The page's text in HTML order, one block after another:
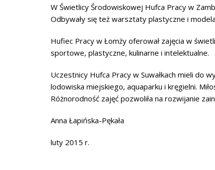
W Świetlicy Środowiskowej Hufca Pracy w
Odbywały się też warsztaty plastyczne i
Hufiec Pracy w Łomży oferował zajęcia w
sportowe, plastyczne, kulinarne i intelektualne.
Uczestnicy Hufca Pracy w Suwałkach mieli do
lodowiska miejskiego, aquaparku i kręgielni.
Różnorodność zajęć pozwoliła na rozwijanie
Anna Łapińska-Pękała
luty 2015 r.